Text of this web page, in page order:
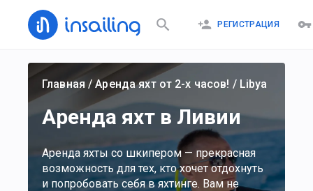
РЕГИСТРАЦИЯ
Главная /Аренда яхт от 2-х часов! / Libya
Аренда яхт в Ливии
Аренда яхты со шкипером — прекрасная
возможность для тех, кто хочет отдохнуть
и попробовать себя в яхтинге. Вам не